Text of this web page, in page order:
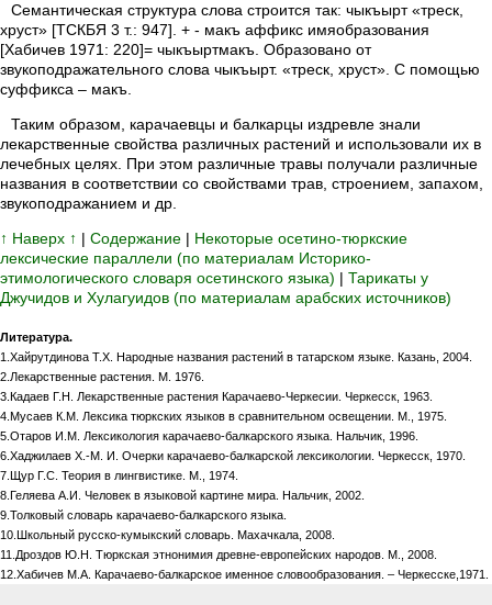
Семантическая структура слова строится так: чыкъырт «треск,
хруст» [ТСКБЯ 3 т.: 947]. + - макъ аффикс имяобразования
[Хабичев 1971: 220]= чыкъыртмакъ. Образовано от
звукоподражательного слова чыкъырт. «треск, хруст». С помощью
суффикса – макъ.
Таким образом, карачаевцы и балкарцы издревле знали
лекарственные свойства различных растений и использовали их в
лечебных целях. При этом различные травы получали различные
названия в соответствии со свойствами трав, строением, запахом,
звукоподражанием и др.
↑ Наверх ↑ | Содержание | Некоторые осетино-тюркские
лексические параллели (по материалам Историко-
этимологического словаря осетинского языка) | Тарикаты у
Джучидов и Хулагуидов (по материалам арабских источников)
Литература.
1.Хайрутдинова Т.Х. Народные названия растений в татарском языке. Казань, 2004.
2.Лекарственные растения. М. 1976.
3.Кадаев Г.Н. Лекарственные растения Карачаево-Черкесии. Черкесск, 1963.
4.Мусаев К.М. Лексика тюркских языков в сравнительном освещении. М., 1975.
5.Отаров И.М. Лексикология карачаево-балкарского языка. Нальчик, 1996.
6.Хаджилаев Х.-М. И. Очерки карачаево-балкарской лексикологии. Черкесск, 1970.
7.Щур Г.С. Теория в лингвистике. М., 1974.
8.Геляева А.И. Человек в языковой картине мира. Нальчик, 2002.
9.Толковый словарь карачаево-балкарского языка.
10.Школьный русско-кумыкский словарь. Махачкала, 2008.
11.Дроздов Ю.Н. Тюркская этнонимия древне-европейских народов. М., 2008.
12.Хабичев М.А. Карачаево-балкарское именное словообразования. – Черкесске,1971.